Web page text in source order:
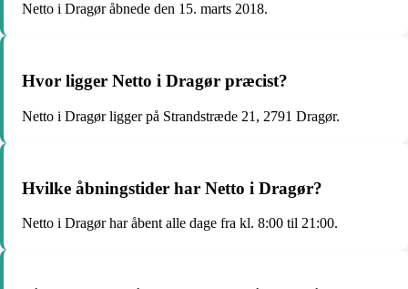
Netto i Dragør åbnede den 15. marts 2018.
Hvor ligger Netto i Dragør præcist?
Netto i Dragør ligger på Strandstræde 21, 2791 Dragør.
Hvilke åbningstider har Netto i Dragør?
Netto i Dragør har åbent alle dage fra kl. 8:00 til 21:00.